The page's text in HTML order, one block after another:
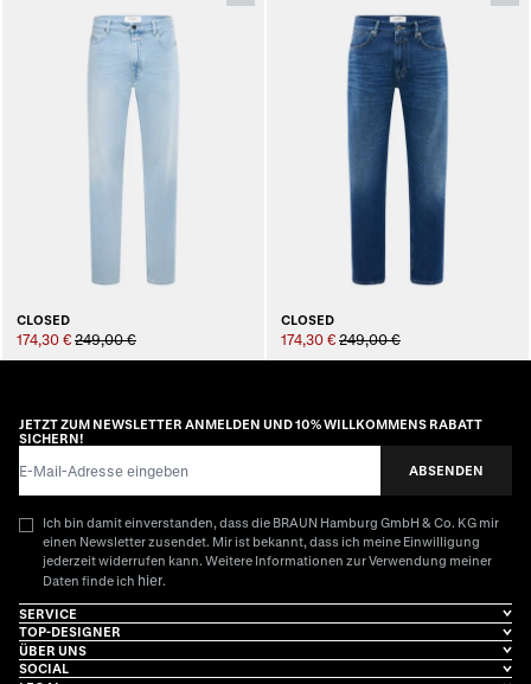
CLOSED
174,30 € 249,00 €
CLOSED
174,30 € 249,00 €
JETZT ZUM NEWSLETTER ANMELDEN UND 10% WILLKOMMENS RABATT
SICHERN!
ABSENDEN
Ich bin damit einverstanden, dass die BRAUN Hamburg GmbH & Co. KG mir
einen Newsletter zusendet. Mir ist bekannt, dass ich meine Einwilligung
jederzeit widerrufen kann. Weitere Informationen zur Verwendung meiner
Daten finde ich hier.
SERVICE
TOP-DESIGNER
ÜBER UNS
SOCIAL